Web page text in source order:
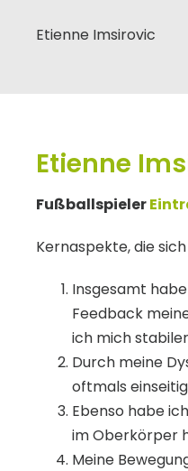
Etienne Imsirovic
Etienne
Fußballspieler
Kernaspekte, die
Insgesamt
Feedback
ich mich
Durch meine
oftmals
Ebenso habe
im Oberkörper
Meine